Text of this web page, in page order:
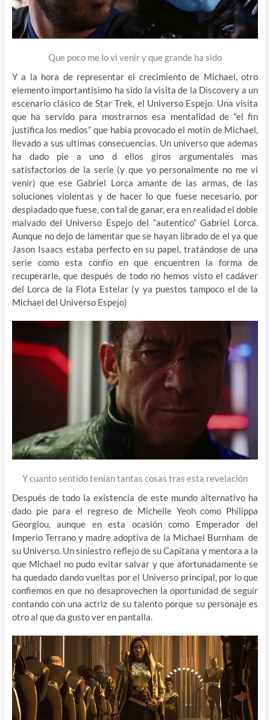
Que poco me lo vi venir y que grande ha sido
Y a la hora de representar el crecimiento de Michael, otro
elemento importantisimo ha sido la visita de la Discovery a un
escenario clásico de Star Trek, el Universo Espejo. Una visita
que ha servido para mostrarnos esa mentalidad de “el fin
justifica los medios” que había provocado el motín de Michael,
llevado a sus ultimas consecuencias. Un universo que ademas
ha dado pie a uno d ellos giros argumentales mas
satisfactorios de la serie (y que yo personalmente no me vi
venir) que ese Gabriel Lorca amante de las armas, de las
soluciones violentas y de hacer lo que fuese necesario, por
despiadado que fuese, con tal de ganar, era en realidad el doble
malvado del Universo Espejo del “autentico” Gabriel Lorca.
Aunque no dejo de lamentar que se hayan librado de el ya que
Jason Isaacs estaba perfecto en su papel, tratándose de una
serie como esta confío en que encuentren la forma de
recuperarle, que después de todo no hemos visto el cadáver
del Lorca de la Flota Estelar (y ya puestos tampoco el de la
Michael del Universo Espejo)
Y cuanto sentido tenían tantas cosas tras esta revelación
Después de todo la existencia de este mundo alternativo ha
dado pie para el regreso de Michelle Yeoh como Philippa
Georgiou, aunque en esta ocasión como Emperador del
Imperio Terrano y madre adoptiva de la Michael Burnham de
su Universo. Un siniestro reflejo de su Capitana y mentora a la
que Michael no pudo evitar salvar y que afortunadamente se
ha quedado dando vueltas por el Universo principal, por lo que
confiemos en que no desaprovechen la oportunidad de seguir
contando con una actriz de su talento porque su personaje es
otro al que da gusto ver en pantalla.